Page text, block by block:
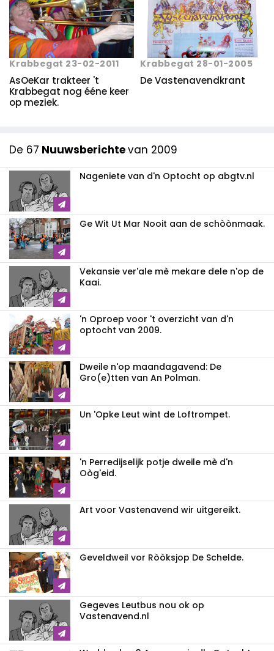
Krabbegat 23-02-2011
AsOeKar trakteer 't
Krabbegat nog ééne keer
op meziek.
Krabbegat 28-01-2005
De Vastenavendkrant
De 67 Nuuwsberichtevan 2009
Nageniete van d'n Optocht op abgtv.nl
Ge Wit Ut Mar Nooit aan de schòònmaak.
Vekansie ver'ale mè mekare dele n'op de
Kaai.
'n Oproep voor 't overzicht van d'n
optocht van 2009.
Dweile n'op maandagavend: De
Gro(e)tten van An Polman.
Un 'Opke Leut wint de Loftrompet.
'n Perredijselijk potje dweile mè d'n
Oòg'eid.
Art voor Vastenavend wir uitgereikt.
Geveldweil vor Ròòksjop De Schelde.
Gegeves Leutbus nou ok op
Vastenavend.nl